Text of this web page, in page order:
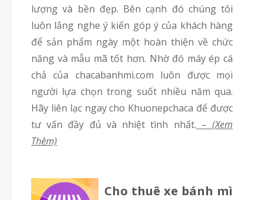
lượng và bền đẹp. Bên cạnh đó chúng tôi
luôn lắng nghe ý kiến góp ý của khách hàng
để sản phẩm ngày một hoàn thiện về chức
năng và mẫu mã tốt hơn. Nhờ đó máy ép cá
chả của chacabanhmi.com luôn được mọi
người lựa chọn trong suốt nhiều năm qua.
Hãy liên lạc ngay cho Khuonepchaca để được
tư vấn đầy đủ và nhiệt tình nhất. –(Xem
Thêm)
Cho thuê xe bánh mì